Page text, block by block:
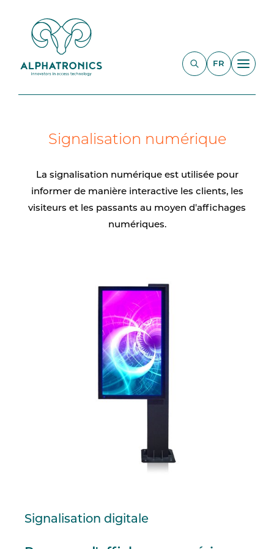
FR
Signalisation numérique
La signalisation numérique est utilisée pour
informer de manière interactive les clients, les
visiteurs et les passants au moyen d'affichages
numériques.
Signalisation digitale